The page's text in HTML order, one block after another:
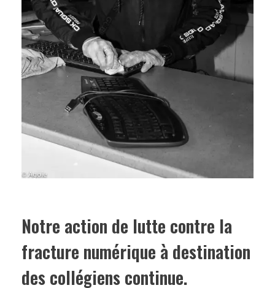
Notre action de lutte contre la
fracture numérique à destination
des collégiens continue.